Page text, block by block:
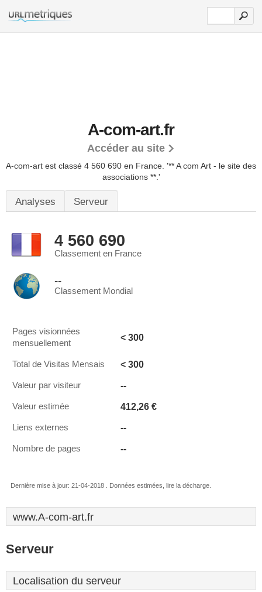
A-com-art.fr
Accéder au site
A-com-art est classé 4 560 690 en France. '** A com Art - le site des
associations **.'
Analyses Serveur
4 560 690
Classement en France
--
Classement Mondial
Pages visionnées
mensuellement
< 300
Total de Visitas Mensais < 300
Valeur par visiteur --
Valeur estimée 412,26 €
Liens externes --
Nombre de pages --
Dernière mise à jour: 21-04-2018 . Données estimées, lire la décharge.
www.A-com-art.fr
Serveur
Localisation du serveur